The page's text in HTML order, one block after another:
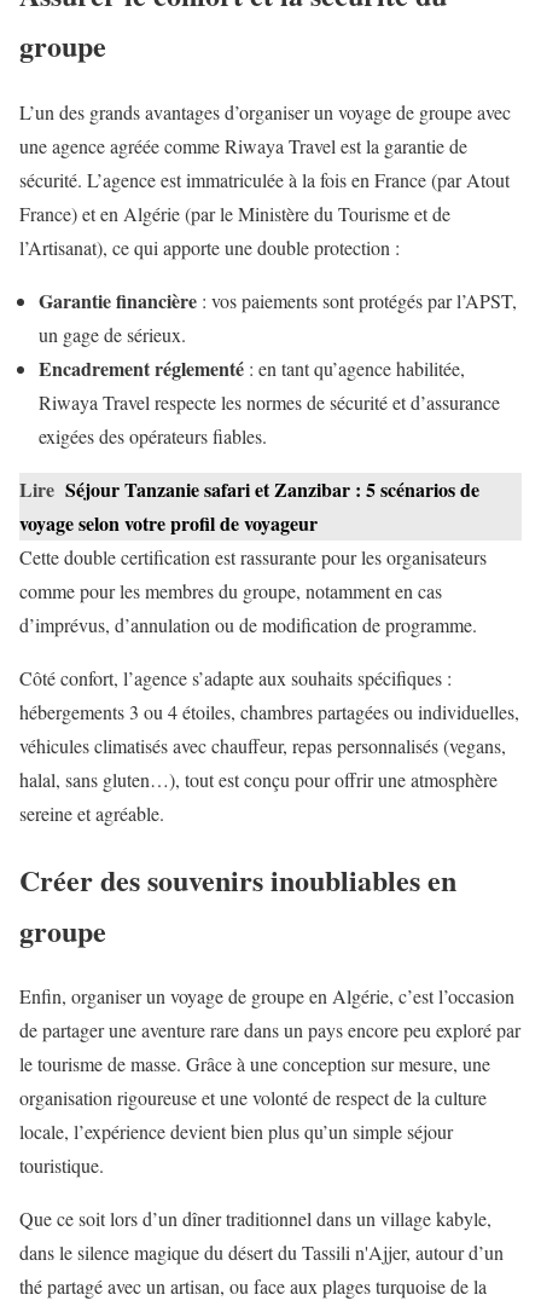
groupe
L’un des grands avantages d’organiser un voyage de groupe avec
une agence agréée comme Riwaya Travel est la garantie de
sécurité. L’agence est immatriculée à la fois en France (par Atout
France) et en Algérie (par le Ministère du Tourisme et de
l’Artisanat), ce qui apporte une double protection :
Garantie financière : vos paiements sont protégés par l’APST,
un gage de sérieux.
Encadrement réglementé : en tant qu’agence habilitée,
Riwaya Travel respecte les normes de sécurité et d’assurance
exigées des opérateurs fiables.
Lire Séjour Tanzanie safari et Zanzibar : 5 scénarios de
voyage selon votre profil de voyageur
Cette double certification est rassurante pour les organisateurs
comme pour les membres du groupe, notamment en cas
d’imprévus, d’annulation ou de modification de programme.
Côté confort, l’agence s’adapte aux souhaits spécifiques :
hébergements 3 ou 4 étoiles, chambres partagées ou individuelles,
véhicules climatisés avec chauffeur, repas personnalisés (vegans,
halal, sans gluten…), tout est conçu pour offrir une atmosphère
sereine et agréable.
Créer des souvenirs inoubliables en
groupe
Enfin, organiser un voyage de groupe en Algérie, c’est l’occasion
de partager une aventure rare dans un pays encore peu exploré par
le tourisme de masse. Grâce à une conception sur mesure, une
organisation rigoureuse et une volonté de respect de la culture
locale, l’expérience devient bien plus qu’un simple séjour
touristique.
Que ce soit lors d’un dîner traditionnel dans un village kabyle,
dans le silence magique du désert du Tassili n'Ajjer, autour d’un
thé partagé avec un artisan, ou face aux plages turquoise de la